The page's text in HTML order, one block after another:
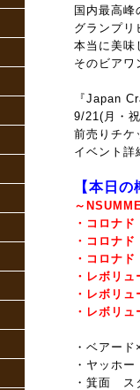
国内最高峰
グランプリ
本当に美味
そのビアワ
『Japan
9/21(月・
前売りチケ
イベント
【本日
～
・コロナ
・コロナ
・コロナ
・レボリ
・レボリ
・レボリ
・ベアー
・ヤッホ
・箕面 ス